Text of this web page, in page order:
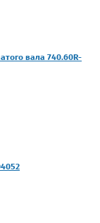
вала 740.60R-